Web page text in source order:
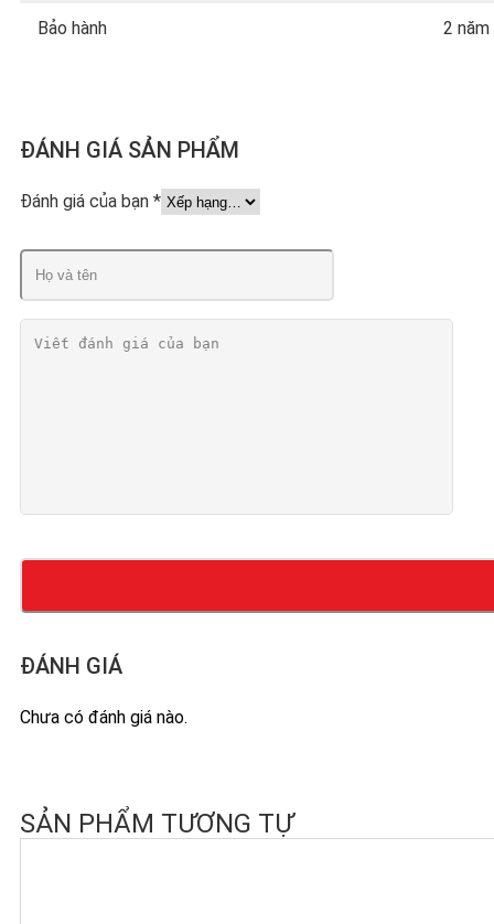
Bảo hành 2 năm
ĐÁNH GIÁ
Chưa có đánh giá nào.
ĐÁNH GIÁ SẢN PHẨM
Đánh giá của bạn *
SẢN PHẨM TƯƠNG TỰ